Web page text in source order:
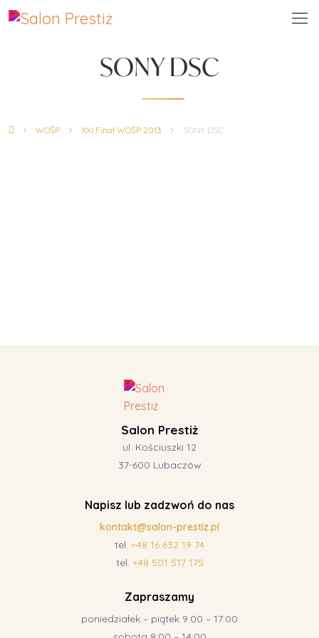
SONY DSC
WOŚP XXI Finał WOŚP 2013 SONY DSC
Salon Prestiż
ul. Kościuszki 12
37-600 Lubaczów
Napisz lub zadzwoń do nas
kontakt@salon-prestiz.pl
tel. +48 16 632 19 74
tel. +48 501 517 175
Zapraszamy
poniedziałek – piątek 9:00 – 17:00